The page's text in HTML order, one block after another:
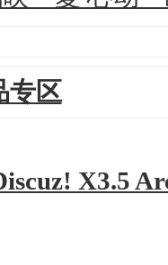
专区
X3.5